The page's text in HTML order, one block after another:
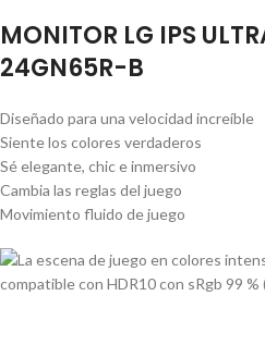
MONITOR LG IPS
24GN65R-B
Diseñado para una velocidad increíble
Siente los colores verdaderos
Sé elegante, chic e inmersivo
Cambia las reglas del juego
Movimiento fluido de juego